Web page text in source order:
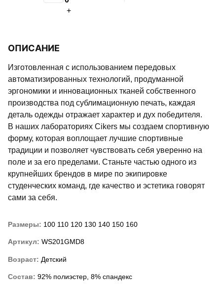
+
ОПИСАНИЕ
Изготовленная с использованием передовых
автоматизированных технологий, продуманной
эргономики и инновационных тканей собственного
производства под сублимационную печать, каждая
деталь одежды отражает характер и дух победителя.
В наших лабораториях Cikers мы создаем спортивную
форму, которая воплощает лучшие спортивные
традиции и позволяет чувствовать себя уверенно на
поле и за его пределами. Станьте частью одного из
крупнейших брендов в мире по экипировке
студенческих команд, где качество и эстетика говорят
сами за себя.
Размеры: 100 110 120 130 140 150 160
Артикул: WS201GMD8
Возраст: Детский
Состав: 92% полиэстер, 8% спандекс